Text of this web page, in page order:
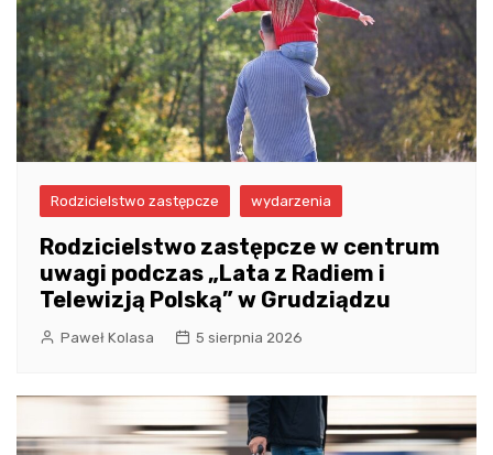
Rodzicielstwo zastępcze wydarzenia
Rodzicielstwo zastępcze w centrum
uwagi podczas „Lata z Radiem i
Telewizją Polską” w Grudziądzu
Paweł Kolasa 5 sierpnia 2026